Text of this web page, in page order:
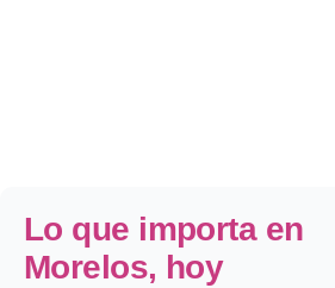
Lo que importa en
Morelos, hoy